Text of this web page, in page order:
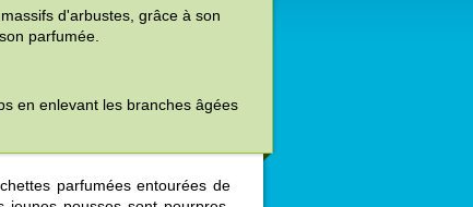
d'arbustes, grâce à son
parfumée.
en enlevant les branches âgées
parfumées entourées de